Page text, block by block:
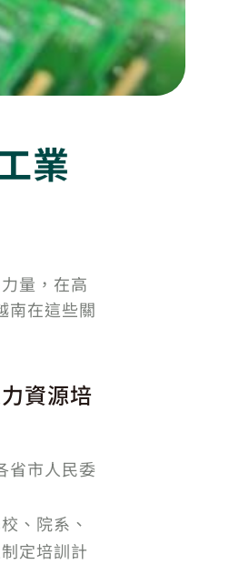
業
量，在高
南在這些關
資源培
省市人民委
、院系、
定培訓計